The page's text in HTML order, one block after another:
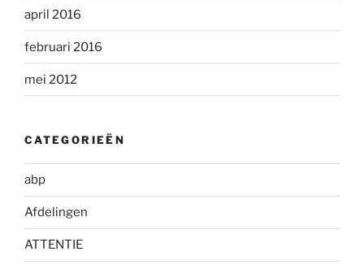
april 2016
februari 2016
mei 2012
CATEGORIEËN
abp
Afdelingen
ATTENTIE